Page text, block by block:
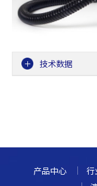
技术数据
产品中心 行